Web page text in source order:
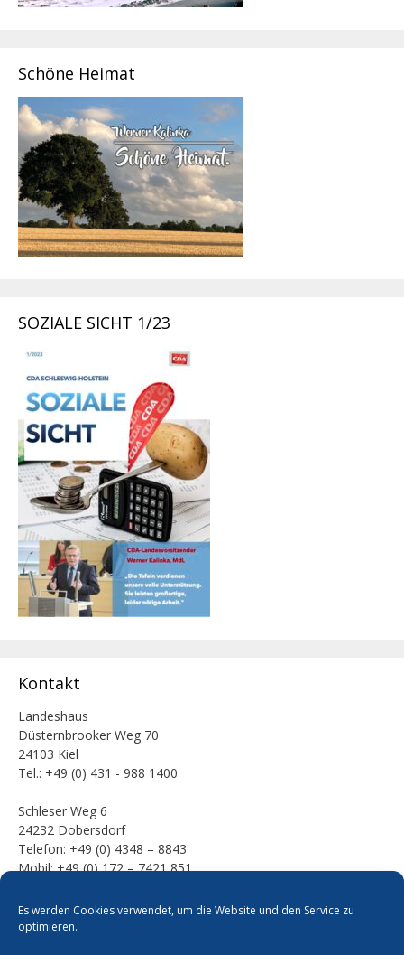
Es werden Cookies verwendet, um die Website und den Service zu
optimieren.
Schöne Heimat
SOZIALE SICHT 1/23
Kontakt
Landeshaus
Düsternbrooker Weg 70
24103 Kiel
Tel.: +49 (0) 431 - 988 1400
Schleser Weg 6
24232 Dobersdorf
Telefon: +49 (0) 4348 – 8843
Mobil: +49 (0) 172 – 7421 851
E-Mail:
mail [at] werner-kalinka [dot] de